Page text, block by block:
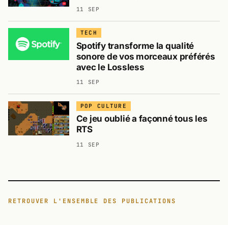
11 SEP
TECH
Spotify transforme la qualité
sonore de vos morceaux préférés
avec le Lossless
11 SEP
POP CULTURE
Ce jeu oublié a façonné tous les
RTS
11 SEP
RETROUVER L'ENSEMBLE DES PUBLICATIONS